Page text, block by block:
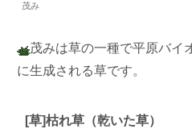
茂み
茂みは草の一種で平原バイ
に生成される草です。
[草]枯れ草（乾いた草）